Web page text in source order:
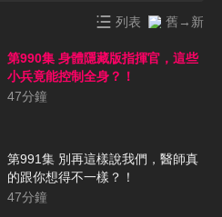
列表 舊→新
第990集 身體隱藏版指揮官，這些
小兵竟能控制全身？！
47分鐘
第991集 別再這樣說我們，醫師真
的跟你想得不一樣？！
47分鐘